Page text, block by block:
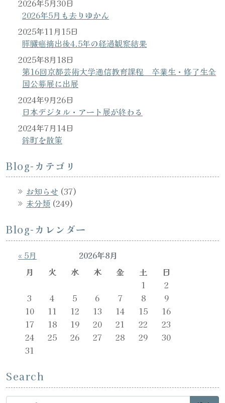
2026年5月も去りゆかん
2026年5月30日
膵臓癌摘出後4.5年の経過観察結果
2025年11月15日
第16回京都芸術大学通信教育課程 卒業生・修了生全
国公募展に出展
2025年8月18日
日本デジタル・アート展が終わる
2024年9月26日
鉾町を散策
2024年7月14日
Blog-カテゴリ
お知らせ (37)
未分類 (249)
Blog-カレンダー
2026年8月
月
火 水 木 金 土
日
1
2
3
4 5 6 7 8
9
10
11 12 13 14 15
16
17
18 19 20 21 22
23
24
25 26 27 28 29
30
31
« 5月
Search